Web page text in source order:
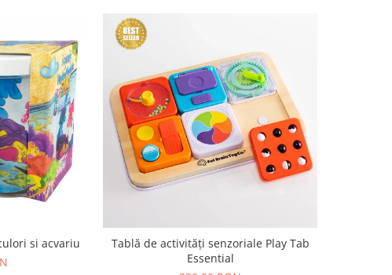
si acvariu
Tablă de activități senzoriale Play Tab
Essential